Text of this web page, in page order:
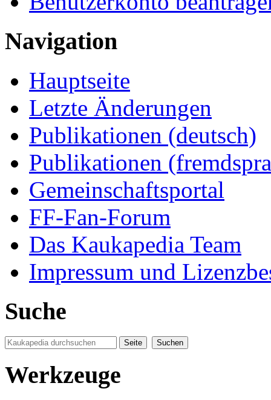
Navigation
Hauptseite
Letzte Änderungen
Publikationen (deutsch)
Publikationen
Gemeinschaftsportal
FF-Fan-Forum
Das Kaukapedia Team
Impressum und
Suche
Werkzeuge